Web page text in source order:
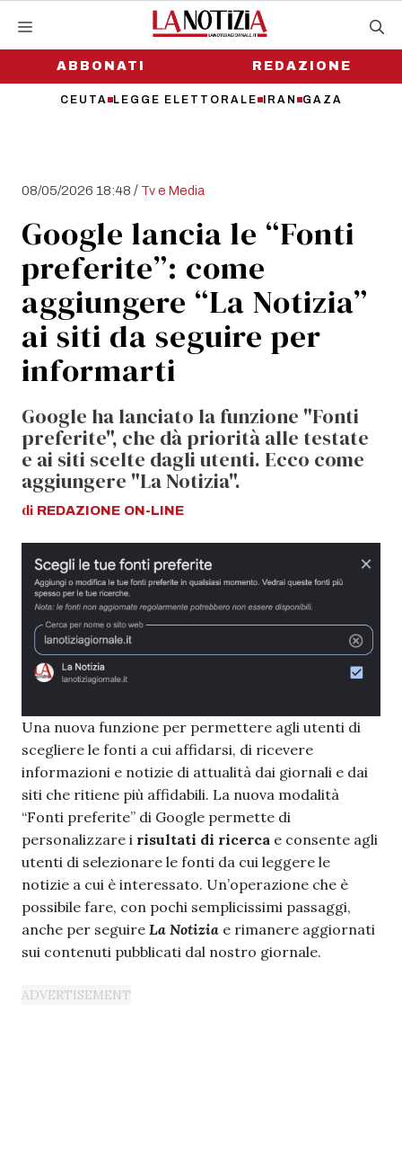
contenutoABBONATI
CEUTA LEGGE ELETTORALE IRAN GAZA
REDAZIONE
08/05/2026 18:48 / Tv e Media
Google lancia le “Fonti
preferite”: come
aggiungere “La Notizia”
ai siti da seguire per
informarti
Google ha lanciato la funzione "Fonti
preferite", che dà priorità alle testate
e ai siti scelte dagli utenti. Ecco come
aggiungere "La Notizia".
di REDAZIONE ON-LINE
Una nuova funzione per permettere agli utenti di
scegliere le fonti a cui affidarsi, di ricevere
informazioni e notizie di attualità dai giornali e dai
siti che ritiene più affidabili. La nuova modalità
“Fonti preferite” di Google permette di
personalizzare i risultati di ricerca e consente agli
utenti di selezionare le fonti da cui leggere le
notizie a cui è interessato. Un’operazione che è
possibile fare, con pochi semplicissimi passaggi,
anche per seguire La Notizia e rimanere aggiornati
sui contenuti pubblicati dal nostro giornale.